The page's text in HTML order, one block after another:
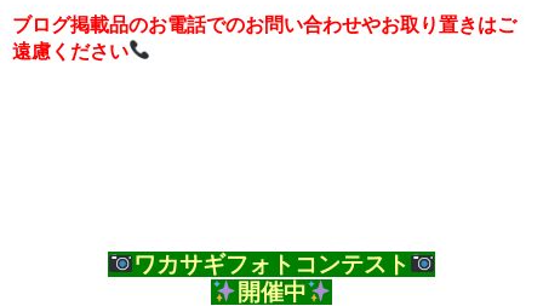
ブログ掲載品のお電話でのお問い合わせやお取り置きはご
遠慮ください
ワカサギフォトコンテスト
開催中